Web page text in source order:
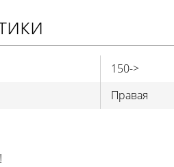
150->
Правая